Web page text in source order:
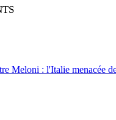
Meloni : l'Italie menacée